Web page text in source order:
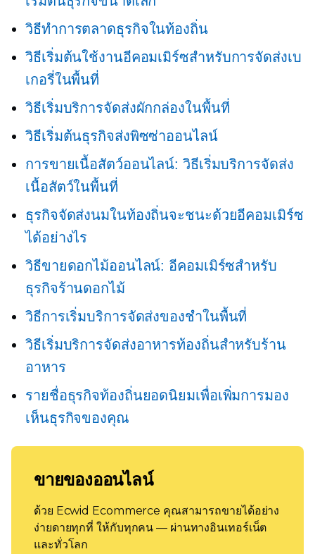
วิธีทำการตลาดธุรกิจในท้องถิ่น
วิธีเริ่มต้นใช้งานอีคอมเมิร์ซสำหรับการจัดส่งเบ
เกอรี่ในพื้นที่
วิธีเริ่มบริการจัดส่งผักกล่องในพื้นที่
วิธีเริ่มต้นธุรกิจส่งพิซซ่าออนไลน์
การขายเนื้อสัตว์ออนไลน์: วิธีเริ่มบริการจัดส่ง
เนื้อสัตว์ในพื้นที่
ธุรกิจจัดส่งนมในท้องถิ่นจะชนะด้วยอีคอมเมิร์ซ
ได้อย่างไร
วิธีขายดอกไม้ออนไลน์: อีคอมเมิร์ซสำหรับ
ธุรกิจร้านดอกไม้
วิธีการเริ่มบริการจัดส่งของชำในพื้นที่
วิธีเริ่มบริการจัดส่งอาหารท้องถิ่นสำหรับร้าน
อาหาร
รายชื่อธุรกิจท้องถิ่นยอดนิยมเพื่อเพิ่มการมอง
เห็นธุรกิจของคุณ
ขายของออนไลน์
ด้วย Ecwid Ecommerce คุณสามารถขายได้อย่าง
ง่ายดายทุกที่ ให้กับทุกคน — ผ่านทางอินเทอร์เน็ต
และทั่วโลก